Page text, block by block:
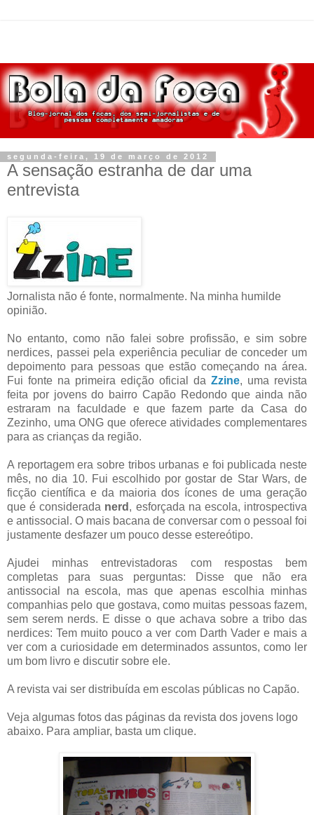
segunda-feira, 19 de março de 2012
A sensação estranha de dar uma
entrevista
Jornalista não é fonte, normalmente. Na minha humilde
opinião.
No entanto, como não falei sobre profissão, e sim sobre
nerdices, passei pela experiência peculiar de conceder um
depoimento para pessoas que estão começando na área.
Fui fonte na primeira edição oficial da Zzine, uma revista
feita por jovens do bairro Capão Redondo que ainda não
estraram na faculdade e que fazem parte da Casa do
Zezinho, uma ONG que oferece atividades complementares
para as crianças da região.
A reportagem era sobre tribos urbanas e foi publicada neste
mês, no dia 10. Fui escolhido por gostar de Star Wars, de
ficção científica e da maioria dos ícones de uma geração
que é considerada nerd , esforçada na escola, introspectiva
e antissocial. O mais bacana de conversar com o pessoal foi
justamente desfazer um pouco desse estereótipo.
Ajudei minhas entrevistadoras com respostas bem
completas para suas perguntas: Disse que não era
antissocial na escola, mas que apenas escolhia minhas
companhias pelo que gostava, como muitas pessoas fazem,
sem serem nerds. E disse o que achava sobre a tribo das
nerdices: Tem muito pouco a ver com Darth Vader e mais a
ver com a curiosidade em determinados assuntos, como ler
um bom livro e discutir sobre ele.
A revista vai ser distribuída em escolas públicas no Capão.
Veja algumas fotos das páginas da revista dos jovens logo
abaixo. Para ampliar, basta um clique.